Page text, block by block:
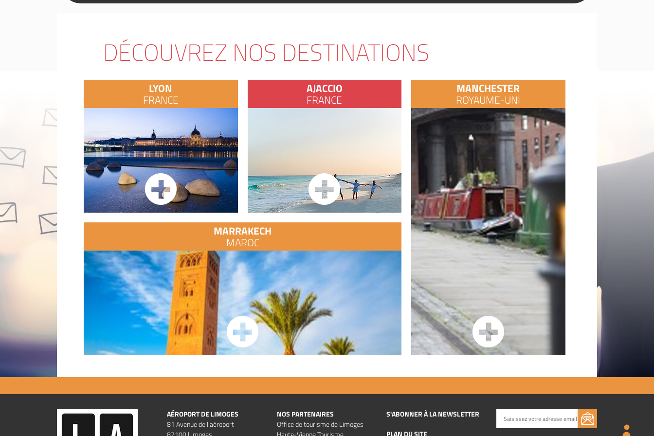
DÉCOUVREZ NOS DESTINATIONS
LYON
FRANCE
AJACCIO
FRANCE
MARRAKECH
MAROC
MANCHESTER
ROYAUME-UNI
AÉROPORT DE LIMOGES
81 Avenue de l'aéroport
NOS PARTENAIRES
Office de tourisme de Limoges
S'ABONNER À LA NEWSLETTER
PLAN DU SITE